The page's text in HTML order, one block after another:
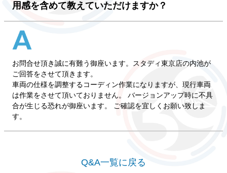
用感を含めて教えていただけますか？
お問合せ頂き誠に有難う御座います。スタディ東京店の内池が
ご回答をさせて頂きます。
車両の仕様を調整するコーディン作業になりますが、現行車両
は作業をさせて頂いておりません。 バージョンアップ時に不具
合が生じる恐れが御座います。 ご確認を宜しくお願い致しま
す。
Q&A一覧に戻る